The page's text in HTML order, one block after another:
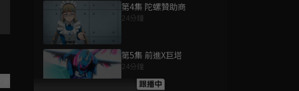
第4集 陀螺贊助商
24分鐘
第5集 前進X巨塔
24分鐘
為您推薦
跟播中 請世界吃桌